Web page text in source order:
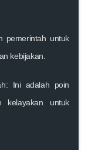
pemerintah untuk
kebijakan.
Ini adalah poin
kelayakan untuk